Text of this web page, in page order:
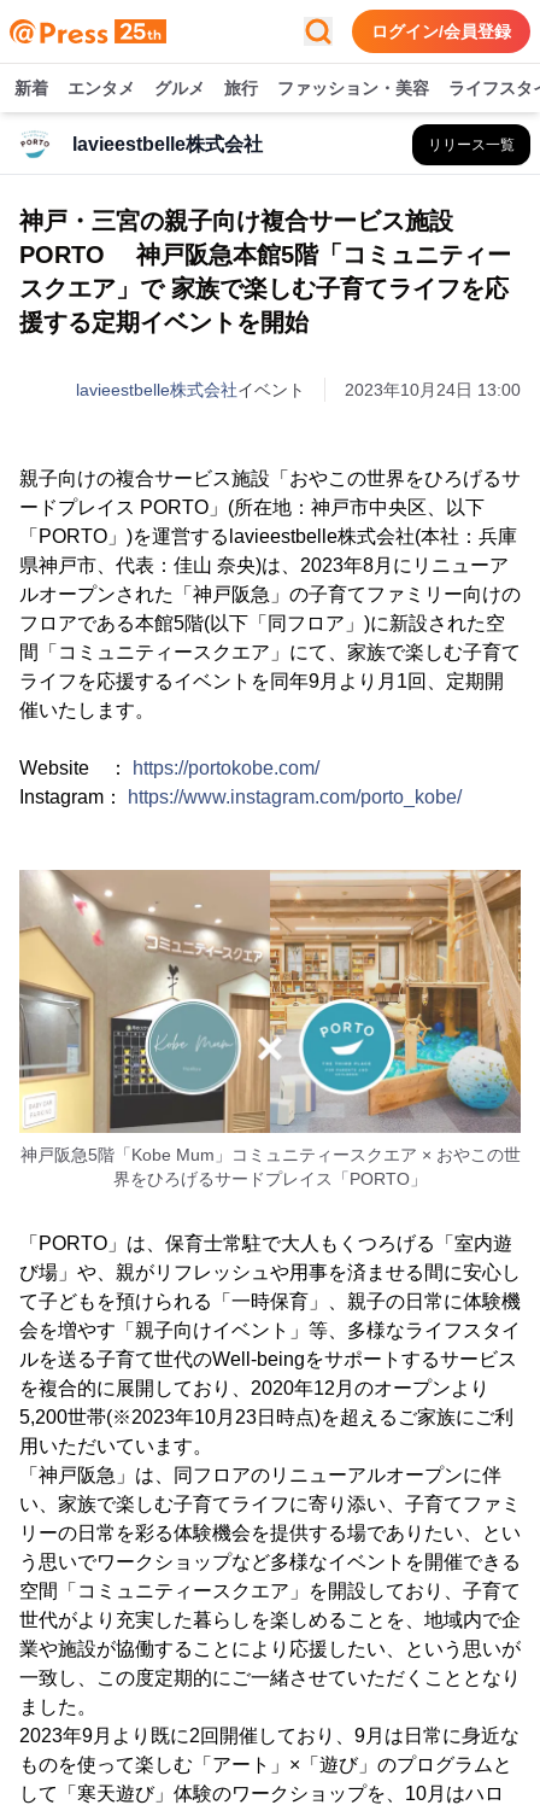
ログイン/会員登録
新着 エンタメ グルメ 旅行 ファッション・美容 ライフスタ
lavieestbelle株式会社 リリース一覧
神戸・三宮の親子向け複合サービス施設
PORTO 神戸阪急本館5階「コミュニティー
スクエア」で 家族で楽しむ子育てライフを応
援する定期イベントを開始
lavieestbelle株式会社イベント 2023年10月24日 13:00
親子向けの複合サービス施設「おやこの世界をひろげるサ
ードプレイス PORTO」(所在地：神戸市中央区、以下
「PORTO」)を運営するlavieestbelle株式会社(本社：兵庫
県神戸市、代表：佳山 奈央)は、2023年8月にリニューア
ルオープンされた「神戸阪急」の子育てファミリー向けの
フロアである本館5階(以下「同フロア」)に新設された空
間「コミュニティースクエア」にて、家族で楽しむ子育て
ライフを応援するイベントを同年9月より月1回、定期開
催いたします。
Website ：
https://portokobe.com/
Instagram：
https://www.instagram.com/porto_kobe/
神戸阪急5階「Kobe Mum」コミュニティースクエア × おやこの世
界をひろげるサードプレイス「PORTO」
「PORTO」は、保育士常駐で大人もくつろげる「室内遊
び場」や、親がリフレッシュや用事を済ませる間に安心し
て子どもを預けられる「一時保育」、親子の日常に体験機
会を増やす「親子向けイベント」等、多様なライフスタイ
ルを送る子育て世代のWell-beingをサポートするサービス
を複合的に展開しており、2020年12月のオープンより
5,200世帯(※2023年10月23日時点)を超えるご家族にご利
用いただいています。
「神戸阪急」は、同フロアのリニューアルオープンに伴
い、家族で楽しむ子育てライフに寄り添い、子育てファミ
リーの日常を彩る体験機会を提供する場でありたい、とい
う思いでワークショップなど多様なイベントを開催できる
空間「コミュニティースクエア」を開設しており、子育て
世代がより充実した暮らしを楽しめることを、地域内で企
業や施設が協働することにより応援したい、という思いが
一致し、この度定期的にご一緒させていただくこととなり
ました。
2023年9月より既に2回開催しており、9月は日常に身近な
ものを使って楽しむ「アート」×「遊び」のプログラムと
して「寒天遊び」体験のワークショップを、10月はハロ